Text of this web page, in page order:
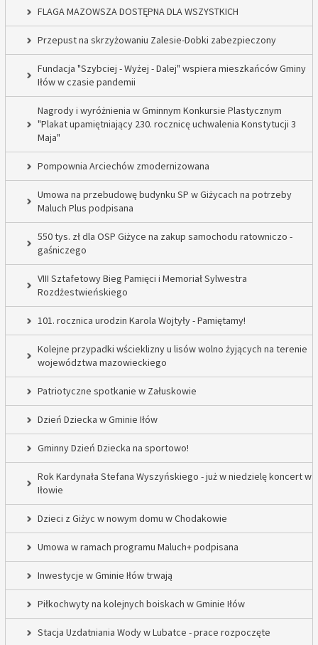
FLAGA MAZOWSZA DOSTĘPNA DLA WSZYSTKICH
Przepust na skrzyżowaniu Zalesie-Dobki zabezpieczony
Fundacja "Szybciej - Wyżej - Dalej" wspiera mieszkańców Gminy
Iłów w czasie pandemii
Nagrody i wyróżnienia w Gminnym Konkursie Plastycznym
"Plakat upamiętniający 230. rocznicę uchwalenia Konstytucji 3
Maja"
Pompownia Arciechów zmodernizowana
Umowa na przebudowę budynku SP w Giżycach na potrzeby
Maluch Plus podpisana
550 tys. zł dla OSP Giżyce na zakup samochodu ratowniczo -
gaśniczego
VIII Sztafetowy Bieg Pamięci i Memoriał Sylwestra
Rozdżestwieńskiego
101. rocznica urodzin Karola Wojtyły - Pamiętamy!
Kolejne przypadki wścieklizny u lisów wolno żyjących na terenie
województwa mazowieckiego
Patriotyczne spotkanie w Załuskowie
Dzień Dziecka w Gminie Iłów
Gminny Dzień Dziecka na sportowo!
Rok Kardynała Stefana Wyszyńskiego - już w niedzielę koncert w
Iłowie
Dzieci z Giżyc w nowym domu w Chodakowie
Umowa w ramach programu Maluch+ podpisana
Inwestycje w Gminie Iłów trwają
Piłkochwyty na kolejnych boiskach w Gminie Iłów
Stacja Uzdatniania Wody w Lubatce - prace rozpoczęte